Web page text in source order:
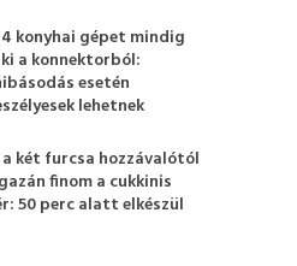
konyhai gépet mindig
a konnektorból:
esetén
lehetnek
két furcsa hozzávalótól
finom a cukkinis
50 perc alatt elkészül